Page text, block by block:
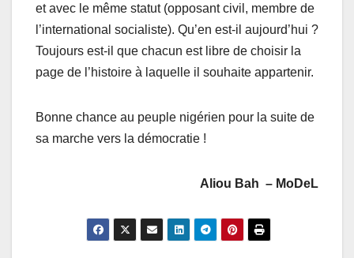
et avec le même statut (opposant civil, membre de
l’international socialiste). Qu’en est-il aujourd’hui ?
Toujours est-il que chacun est libre de choisir la
page de l’histoire à laquelle il souhaite appartenir.
Bonne chance au peuple nigérien pour la suite de
sa marche vers la démocratie !
Aliou Bah – MoDeL